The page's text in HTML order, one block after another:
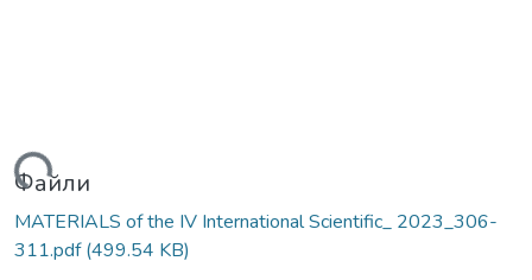
Файли
MATERIALS of the ІV International Scientific_ 2023_306-
311.pdf(499.54 KB)